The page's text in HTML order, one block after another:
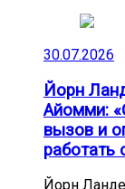
30.07.2026
Йорн
Айомми:
вызов и
работать
Йорн